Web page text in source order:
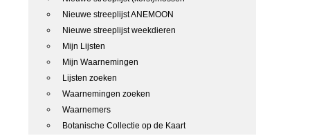
Nieuwe streeplijst ANEMOON
Nieuwe streeplijst weekdieren
Mijn Lijsten
Mijn Waarnemingen
Lijsten zoeken
Waarnemingen zoeken
Waarnemers
Botanische Collectie op de Kaart